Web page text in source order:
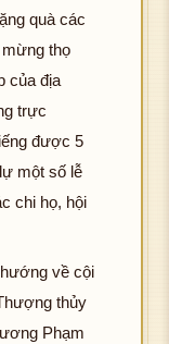
quà các
thọ
của địa
trực
được 5
một số lễ
chi họ, hội
về cội
thủy
Phạm